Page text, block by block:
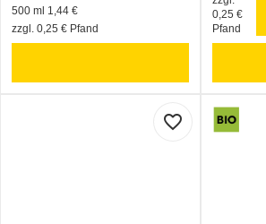
500 ml 1,44 €
zzgl. 0,25 € Pfand
0,25 €
Pfand
favorite_border